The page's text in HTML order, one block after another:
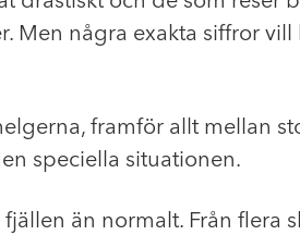
Men några exakta siffror
framför allt mellan
speciella situationen.
än normalt. Från flera